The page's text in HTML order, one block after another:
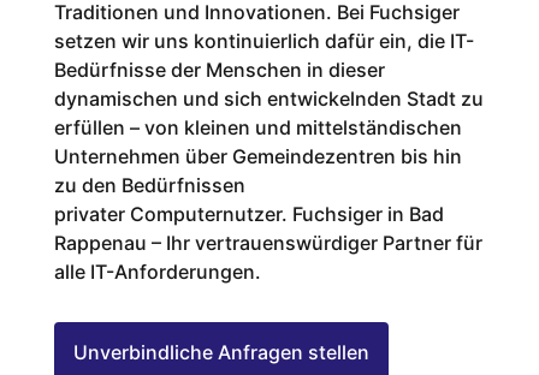
Traditionen und Innovationen. Bei Fuchsiger
setzen wir uns kontinuierlich dafür ein, die IT-
Bedürfnisse der Menschen in dieser
dynamischen und sich entwickelnden Stadt zu
erfüllen – von kleinen und mittelständischen
Unternehmen über Gemeindezentren bis hin
zu den Bedürfnissen
privater Computernutzer. Fuchsiger in Bad
Rappenau – Ihr vertrauenswürdiger Partner für
alle IT-Anforderungen.
Unverbindliche Anfragen stellen